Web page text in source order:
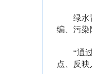
绿水青
编、污染
“通过
点、反